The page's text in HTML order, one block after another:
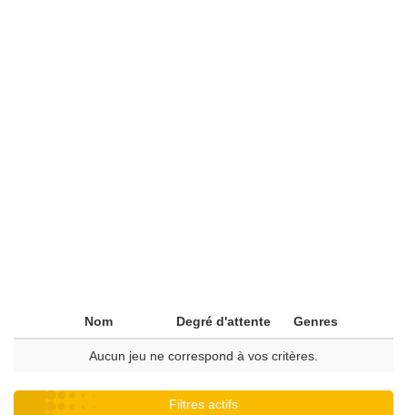
Nom Degré d'attente Genres
Aucun jeu ne correspond à vos critères.
Filtres actifs